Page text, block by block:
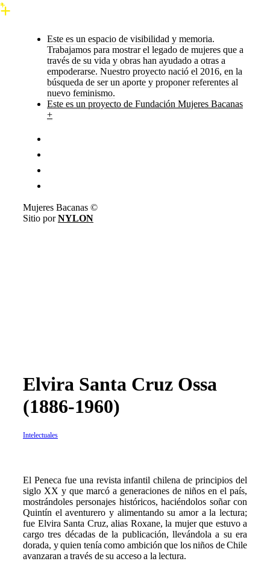
Este es un espacio de visibilidad y memoria.
Trabajamos para mostrar el legado de mujeres que a
través de su vida y obras han ayudado a otras a
empoderarse. Nuestro proyecto nació el 2016, en la
búsqueda de ser un aporte y proponer referentes al
nuevo feminismo.
Este es un proyecto de Fundación Mujeres Bacanas
+
Mujeres Bacanas ©
Sitio porNYLON
Elvira Santa Cruz Ossa
(1886-1960)
Intelectuales
El Peneca fue una revista infantil chilena de principios del
siglo XX y que marcó a generaciones de niños en el país,
mostrándoles personajes históricos, haciéndolos soñar con
Quintín el aventurero y alimentando su amor a la lectura;
fue Elvira Santa Cruz, alias Roxane, la mujer que estuvo a
cargo tres décadas de la publicación, llevándola a su era
dorada, y quien tenía como ambición que los niños de Chile
avanzaran a través de su acceso a la lectura.